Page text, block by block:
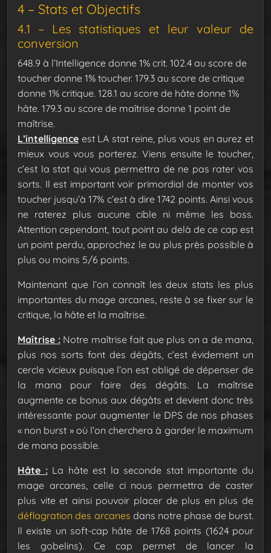
4 – Stats et Objectifs
4.1 – Les statistiques et leur valeur de
conversion
648.9 à l’Intelligence donne 1% crit. 102.4 au score de
toucher donne 1% toucher. 179.3 au score de critique
donne 1% critique. 128.1 au score de hâte donne 1%
hâte. 179.3 au score de maîtrise donne 1 point de
maîtrise.
L’intelligence est LA stat reine, plus vous en aurez et
mieux vous vous porterez. Viens ensuite le toucher,
c’est la stat qui vous permettra de ne pas rater vos
sorts. Il est important voir primordial de monter vos
toucher jusqu’à 17% c’est à dire 1742 points. Ainsi vous
ne raterez plus aucune cible ni même les boss.
Attention cependant, tout point au delà de ce cap est
un point perdu, approchez le au plus près possible à
plus ou moins 5/6 points.
Maintenant que l’on connaît les deux stats les plus
importantes du mage arcanes, reste à se fixer sur le
critique, la hâte et la maîtrise.
Maîtrise :Notre maîtrise fait que plus on a de mana,
plus nos sorts font des dégâts, c’est évidement un
cercle vicieux puisque l’on est obligé de dépenser de
la mana pour faire des dégâts. La maîtrise
augmente ce bonus aux dégâts et devient donc très
intéressante pour augmenter le DPS de nos phases
« non burst » où l’on cherchera à garder le maximum
de mana possible.
Hâte :La hâte est la seconde stat importante du
mage arcanes, celle ci nous permettra de caster
plus vite et ainsi pouvoir placer de plus en plus de
déflagration des arcanes dans notre phase de burst.
Il existe un soft-cap hâte de 1768 points (1624 pour
les gobelins). Ce cap permet de lancer la